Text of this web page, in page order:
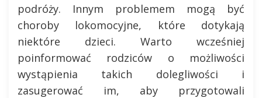
podróży. Innym problemem mogą być
choroby lokomocyjne, które dotykają
niektóre dzieci. Warto wcześniej
poinformować rodziców o możliwości
wystąpienia takich dolegliwości i
zasugerować im, aby przygotowali